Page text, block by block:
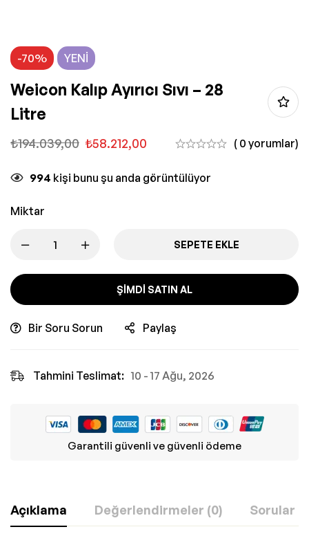
-70% YENI
Weicon Kalıp Ayırıcı Sıvı – 28
Litre
₺194.039,00 ₺58.212,00 ( 0 yorumlar)
994 kişi bunu şu anda görüntülüyor
Miktar
SEPETE EKLE
ŞIMDI SATIN AL
Bir Soru Sorun Paylaş
Tahmini Teslimat: 10 - 17 Ağu, 2026
Garantili güvenli ve güvenli ödeme
Açıklama Değerlendirmeler (0) Sorular